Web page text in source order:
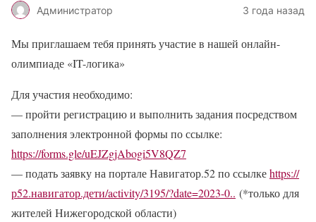
Администратор 3 года назад
Мы приглашаем тебя принять участие в нашей онлайн-
олимпиаде «IT-логика»
Для участия необходимо:
— пройти регистрацию и выполнить задания посредством
заполнения электронной формы по ссылке:
https://forms.gle/uEJZgjAbogi5V8QZ7
— подать заявку на портале Навигатор.52 по ссылкеhttps://
р52.навигатор.дети/activity/3195/?date=2023-0.. (*только для
жителей Нижегородской области)